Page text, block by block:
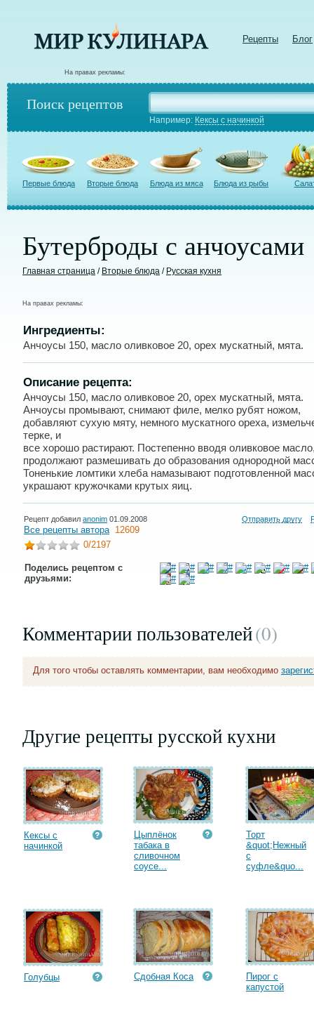
Рецепты Блог
На правах рекламы:
Поиск рецептов
Например: Кексы с начинкой
Первые блюда Вторые блюда Блюда из мяса Блюда из рыбы
Бутерброды с анчоусами
Главная страница / Вторые блюда / Русская кухня
На правах рекламы:
Ингредиенты:
Анчоусы 150, масло оливковое 20, орех мускатный, мята.
Описание рецепта:
Анчоусы 150, масло оливковое 20, орех мускатный, мята.
Анчоусы промывают, снимают филе, мелко рубят ножом,
добавляют сухую мяту, немного мускатного ореха,
терке, и
все хорошо растирают. Постепенно вводя оливковое
продолжают размешивать до образования однородной
Тоненькие ломтики хлеба намазывают подготовленной
украшают кружочками крутых яиц.
Рецепт добавил anonim 01.09.2008 Отправить другу
Все рецепты автора 12609
0/2197
Поделись рецептом с
друзьями:
Комментарии пользователей(0)
Для того чтобы оставлять комментарии, вам необходимо
Другие рецепты русской кухни
Кексы с
начинкой
Цыплёнок
табака в
сливочном
соусе...
Торт
&quot;Нежный
с
суфле&quo...
Голубцы Сдобная Коса
Пирог с
капустой